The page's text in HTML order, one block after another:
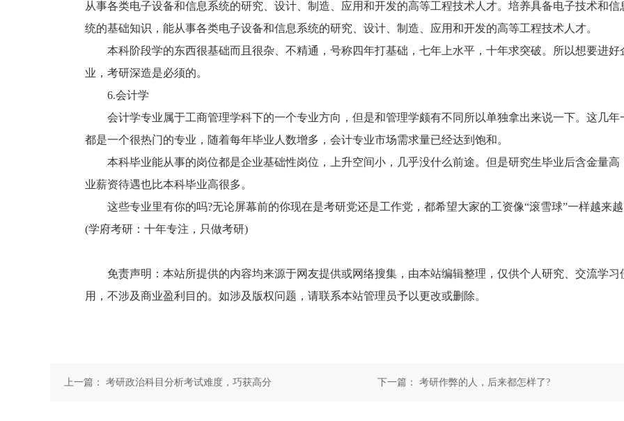
从事各类电子设备和信息系统的研究、设计、制造、应用和开发的高等工程技术人才。培养具备电子技术和信
统的基础知识，能从事各类电子设备和信息系统的研究、设计、制造、应用和开发的高等工程技术人才。
本科阶段学的东西很基础而且很杂、不精通，号称四年打基础，七年上水平，十年求突破。所以想要进好
业，考研深造是必须的。
6.会计学
会计学专业属于工商管理学科下的一个专业方向，但是和管理学颇有不同所以单独拿出来说一下。这几年
都是一个很热门的专业，随着每年毕业人数增多，会计专业市场需求量已经达到饱和。
本科毕业能从事的岗位都是企业基础性岗位，上升空间小，几乎没什么前途。但是研究生毕业后含金量高
业薪资待遇也比本科毕业高很多。
这些专业里有你的吗?无论屏幕前的你现在是考研党还是工作党，都希望大家的工资像“滚雪球”一样越来
(学府考研：十年专注，只做考研)
免责声明：本站所提供的内容均来源于网友提供或网络搜集，由本站编辑整理，仅供个人研究、交流学习
用，不涉及商业盈利目的。如涉及版权问题，请联系本站管理员予以更改或删除。
上一篇： 考研政治科目分析考试难度，巧获高分 下一篇： 考研作弊的人，后来都怎样了?